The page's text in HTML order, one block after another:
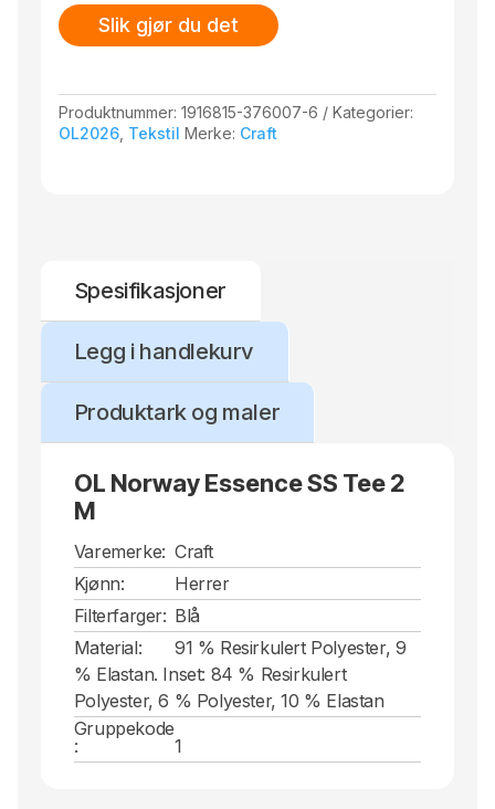
Slik gjør du det
Produktnummer:1916815-376007-6
Kategorier:
OL2026 Tekstil Merke: Craft
Spesifikasjoner
Legg i handlekurv
Produktark og maler
OL Norway Essence SS Tee 2
M
Varemerke: Craft
Kjønn:
Herrer
Filterfarger: Blå
Material:
91 % Resirkulert Polyester, 9
% Elastan. Inset: 84 % Resirkulert
Polyester, 6 % Polyester, 10 % Elastan
Gruppekode
:
1